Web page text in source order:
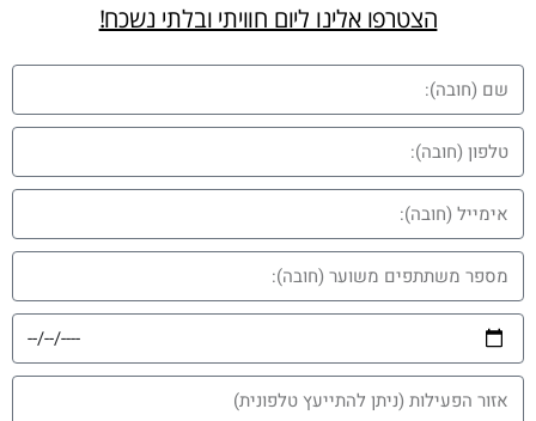
הצטרפו אלינו ליום חוויתי ובלתי נשכח!